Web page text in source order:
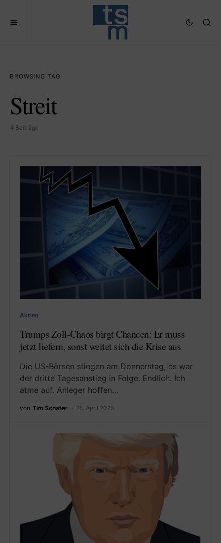
BROWSING TAG
Streit
4 Beiträge
Aktien
Trumps Zoll-Chaos birgt Chancen: Er muss
jetzt liefern, sonst weitet sich die Krise aus
Die US-Börsen stiegen am Donnerstag, es war
der dritte Tagesanstieg in Folge. Endlich. Ich
atme auf. Anleger hoffen…
von Tim Schäfer 25. April 2025